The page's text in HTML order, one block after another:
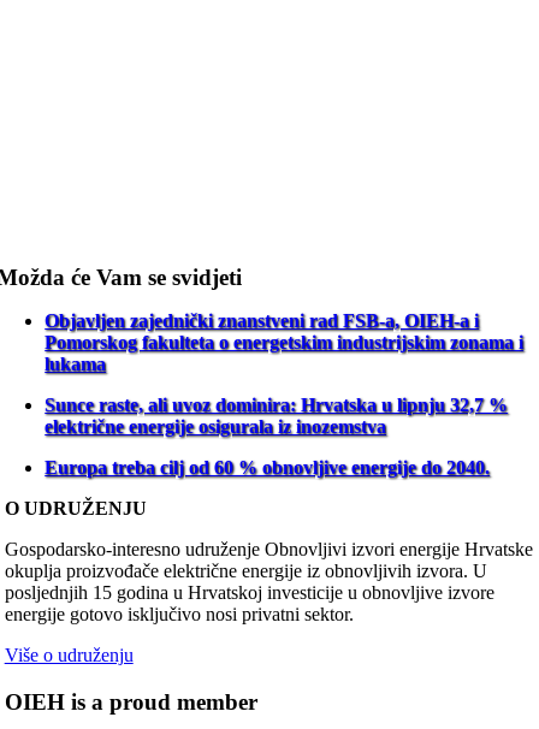
će Vam se svidjeti
Objavljen zajednički znanstveni rad FSB-a, OIEH-a i
Pomorskog fakulteta o energetskim industrijskim zonama i
lukama
Sunce raste, ali uvoz dominira: Hrvatska u lipnju 32,7 %
električne energije osigurala iz inozemstva
Europa treba cilj od 60 % obnovljive energije do 2040.
O UDRUŽENJU
Gospodarsko-interesno udruženje Obnovljivi izvori energije Hrvatske
okuplja proizvođače električne energije iz obnovljivih izvora. U
posljednjih 15 godina u Hrvatskoj investicije u obnovljive izvore
energije gotovo isključivo nosi privatni sektor.
Više o udruženju
OIEH is a proud member